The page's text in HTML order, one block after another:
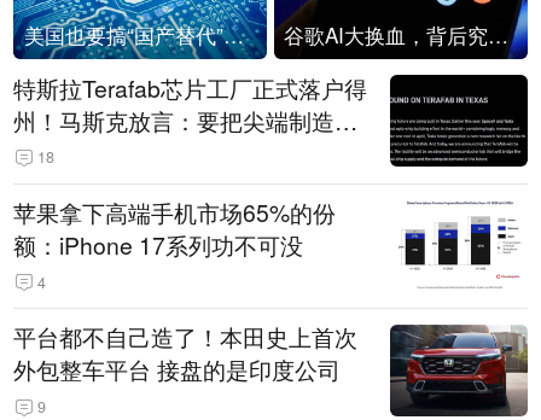
美国也要搞“国产替代”？先算清三笔账 谷歌AI大换血，背后究竟发生了什么？
特斯拉Terafab芯片工厂正式落户得
州！马斯克放言：要把尖端制造带
回美国
18
苹果拿下高端手机市场65%的份
额：iPhone 17系列功不可没
4
平台都不自己造了！本田史上首次
外包整车平台 接盘的是印度公司
9